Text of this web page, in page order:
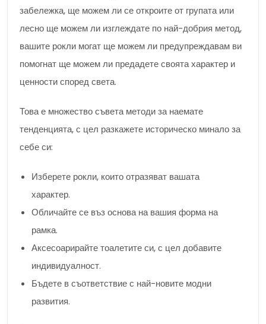
забележка, ще можем ли се откроите от групата или
лесно ще можем ли изглеждате по най-добрия метод,
вашите рокли могат ще можем ли предупреждавам ви
помогнат ще можем ли предадете своята характер и
ценности според света.
Това е множество съвета методи за наемате
тенденцията, с цел разкажете историческо минало за
себе си:
Изберете рокли, които отразяват вашата
характер.
Обличайте се въз основа на вашия форма на
рамка.
Аксесоарирайте тоалетите си, с цел добавите
индивидуалност.
Бъдете в съответствие с най-новите модни
развития.